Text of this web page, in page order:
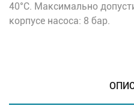
40°C. Максимально
корпусе насоса: 8 бар.